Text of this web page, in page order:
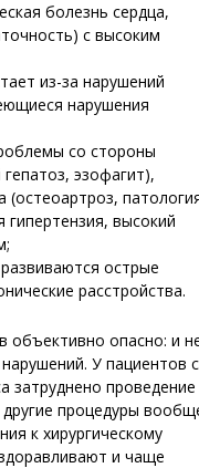
болезнь сердца,
с высоким
из-за нарушений
нарушения
со стороны
эзофагит),
(остеоартроз,
гипертензия, высокий
острые
расстройства.
объективно опасно: и
У пациентов с
затруднено проведение
процедуры
к хирургическому
и чаще